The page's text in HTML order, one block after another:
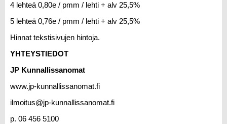
4 lehteä 0,80e / pmm / lehti + alv 25,5%
5 lehteä 0,76e / pmm / lehti + alv 25,5%
Hinnat tekstisivujen hintoja.
YHTEYSTIEDOT
JP Kunnallissanomat
www.jp-kunnallissanomat.fi
ilmoitus@jp-kunnallissanomat.fi
p. 06 456 5100